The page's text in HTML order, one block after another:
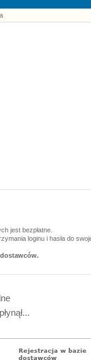
jest bezpłatne.
loginu i hasła do